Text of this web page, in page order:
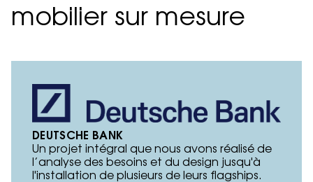
mobilier sur mesure
DEUTSCHE BANK
Un projet intégral que nous avons réalisé de
l’analyse des besoins et du design jusqu'à
l'installation de plusieurs de leurs flagships.